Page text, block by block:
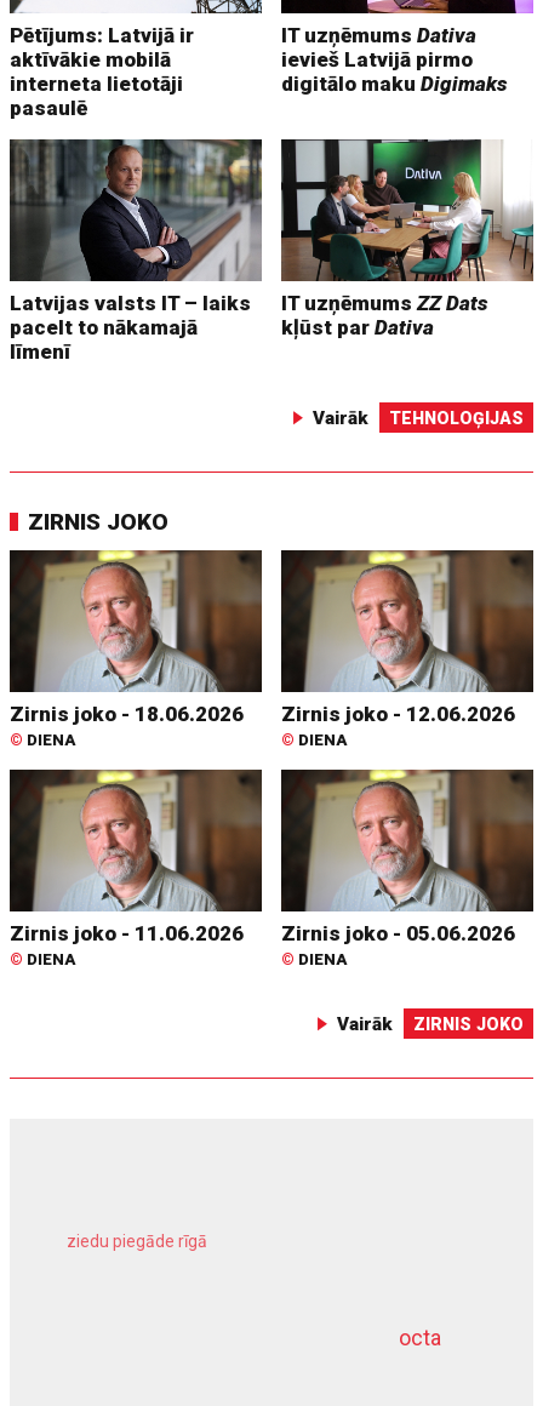
Pētījums: Latvijā ir
aktīvākie mobilā
interneta lietotāji
pasaulē
IT uzņēmumsDativa
ievieš Latvijā pirmo
digitālo makuDigimaks
Latvijas valsts IT – laiks
pacelt to nākamajā
līmenī
IT uzņēmumsZZ Dats
kļūst parDativa
Vairāk TEHNOLOĢIJAS
ZIRNIS JOKO
Zirnis joko - 18.06.2026
© DIENA
Zirnis joko - 12.06.2026
© DIENA
Zirnis joko - 11.06.2026
© DIENA
Zirnis joko - 05.06.2026
© DIENA
Vairāk ZIRNIS JOKO
octa
ziedu piegāde rīgā
dziļurbums